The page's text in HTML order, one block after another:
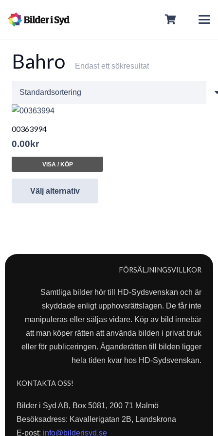
Bahro Endast ett sökresultat
00363994
0.00 kr
VISA / KÖP
Välj alternativ
FÖRSÄLJNINGSVILLKOR
Samtliga bilder hör till HD-Sydsvenskan och är
skyddade enligt upphovsrättslagen. De får inte
manipuleras eller säljas vidare. Köp av bild innebär
att man köper rätten att använda bilden i privat bruk
eller för publiceringen. Äganderätten till bilden ligger
hela tiden kvar hos HD-Sydsvenskan.
KONTAKTA OSS!
Bilder i Syd AB, Box 5081, 200 71 Malmö
Besöksadress: Kavallerigatan 2B, Landskrona
E-post: info@bilderisyd.se